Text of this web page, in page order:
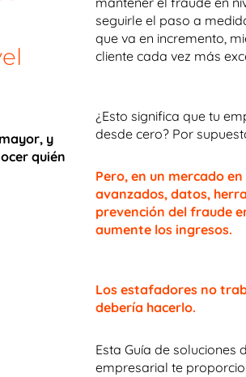
y
quién
seguirle el paso a
que va en incremento,
cliente cada vez más
¿Esto significa que tu
desde cero? Por
Pero, en un mercado
avanzados, datos,
prevención del fraude
aumente los ingresos.
Los estafadores no
debería hacerlo.
Esta Guía de soluciones
empresarial te